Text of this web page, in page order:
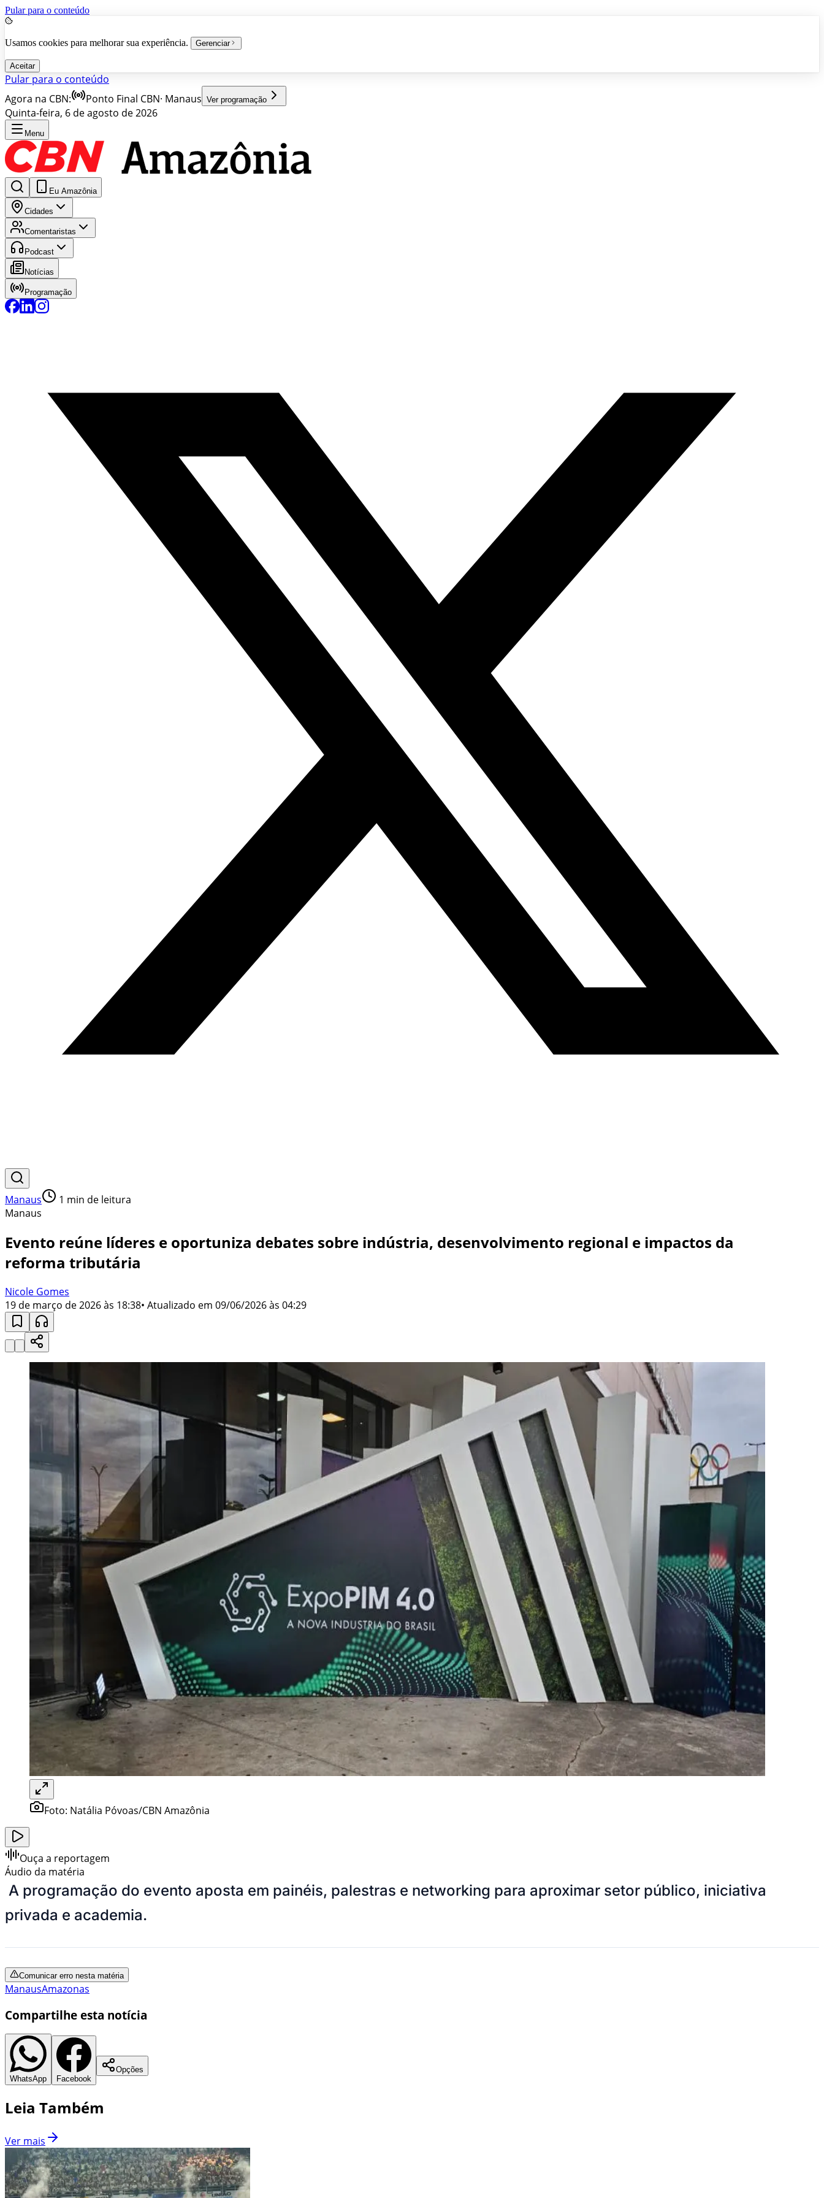
Pular para o conteúdo
Usamos cookies para melhorar sua experiência. Gerenciar
Aceitar
Pular para o conteúdo
Agora na CBN:
Ponto Final CBN· Manaus Ver programação
Quinta-feira, 6 de agosto de 2026
Menu
Eu Amazônia
Cidades
Comentaristas
Podcast
Notícias
Programação
Manaus 1 min de leitura
Manaus
Evento reúne líderes e oportuniza debates sobre indústria, desenvolvimento regional e impactos da
reforma tributária
Nicole Gomes
19 de março de 2026 às 18:38• Atualizado em 09/06/2026 às 04:29
Foto: Natália Póvoas/CBN Amazônia
Ouça a reportagem
Áudio da matéria
A programação do evento aposta em painéis, palestras e networking para aproximar setor público, iniciativa
privada e academia.
Comunicar erro nesta matéria
ManausAmazonas
Compartilhe esta notícia
WhatsApp Facebook
Opções
Leia Também
Ver mais